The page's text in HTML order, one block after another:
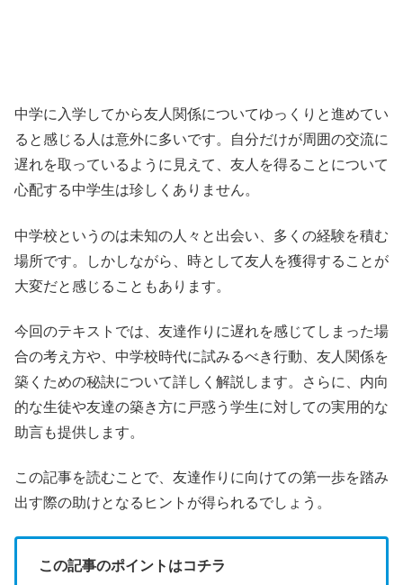
中学に入学してから友人関係についてゆっくりと進めてい
ると感じる人は意外に多いです。自分だけが周囲の交流に
遅れを取っているように見えて、友人を得ることについて
心配する中学生は珍しくありません。
中学校というのは未知の人々と出会い、多くの経験を積む
場所です。しかしながら、時として友人を獲得することが
大変だと感じることもあります。
今回のテキストでは、友達作りに遅れを感じてしまった場
合の考え方や、中学校時代に試みるべき行動、友人関係を
築くための秘訣について詳しく解説します。さらに、内向
的な生徒や友達の築き方に戸惑う学生に対しての実用的な
助言も提供します。
この記事を読むことで、友達作りに向けての第一歩を踏み
出す際の助けとなるヒントが得られるでしょう。
この記事のポイントはコチラ